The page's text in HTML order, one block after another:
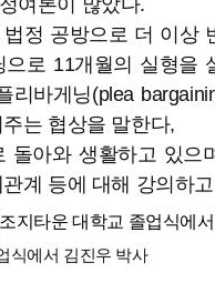
여론이 많았다.
정 공방으로 더 이상
으로 11개월의 실형을
리바게닝(plea
는 협상을 말한다,
돌아와 생활하고 있으
계 등에 대해 강의하
식에서 김진우 박사